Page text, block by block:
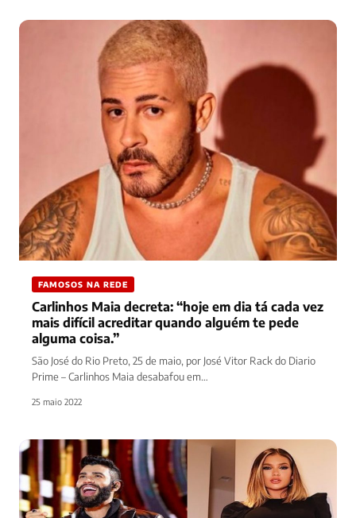
FAMOSOS NA REDE
Carlinhos Maia decreta: “hoje em dia tá cada vez
mais difícil acreditar quando alguém te pede
alguma coisa.”
São José do Rio Preto, 25 de maio, por José Vitor Rack do Diario
Prime – Carlinhos Maia desabafou em…
25 maio 2022